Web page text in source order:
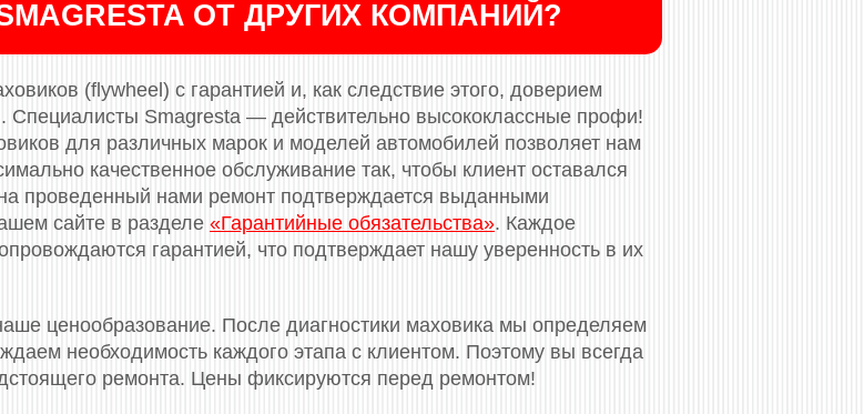
ОТ ДРУГИХ КОМПАНИЙ?
(flywheel) с гарантией и, как следствие этого, доверием
Специалисты Smagresta — действительно высококлассные профи!
для различных марок и моделей автомобилей позволяет нам
качественное обслуживание так, чтобы клиент оставался
проведенный нами ремонт подтверждается выданными
сайте в разделе «Гарантийные обязательства». Каждое
гарантией, что подтверждает нашу уверенность в их
ценообразование. После диагностики маховика мы определяем
необходимость каждого этапа с клиентом. Поэтому вы всегда
ремонта. Цены фиксируются перед ремонтом!